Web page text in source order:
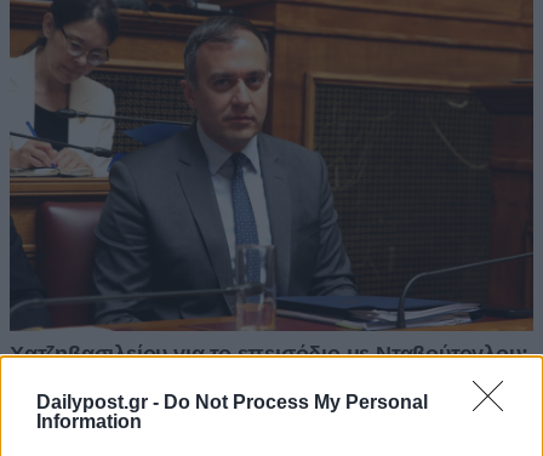
Dailypost.gr - Do Not Process My Personal
Information